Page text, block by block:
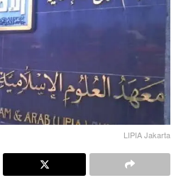
LIPIA Jakarta